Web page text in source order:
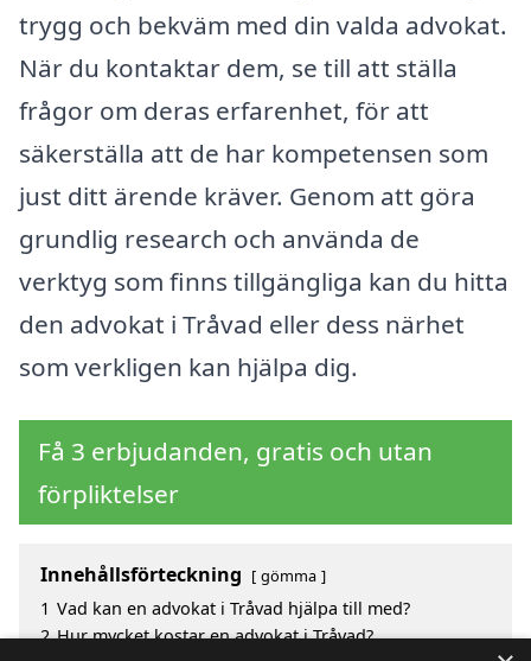
trygg och bekväm med din valda advokat.
När du kontaktar dem, se till att ställa
frågor om deras erfarenhet, för att
säkerställa att de har kompetensen som
just ditt ärende kräver. Genom att göra
grundlig research och använda de
verktyg som finns tillgängliga kan du hitta
den advokat i Tråvad eller dess närhet
som verkligen kan hjälpa dig.
Få 3 erbjudanden, gratis och utan
förpliktelser
Innehållsförteckning gömma
1 Vad kan en advokat i Tråvad hjälpa till med?
2 Hur mycket kostar en advokat i Tråvad?